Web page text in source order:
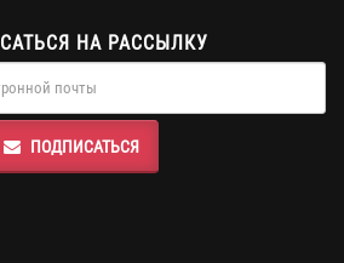
НА РАССЫЛКУ
ПОДПИСАТЬСЯ